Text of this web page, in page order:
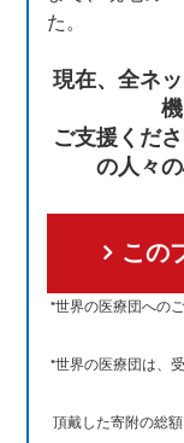
た。
現在、全ネ
ご支援くだ
の人々
この
*世界の医療団への
*世界の医療団は、
頂戴した寄附の総